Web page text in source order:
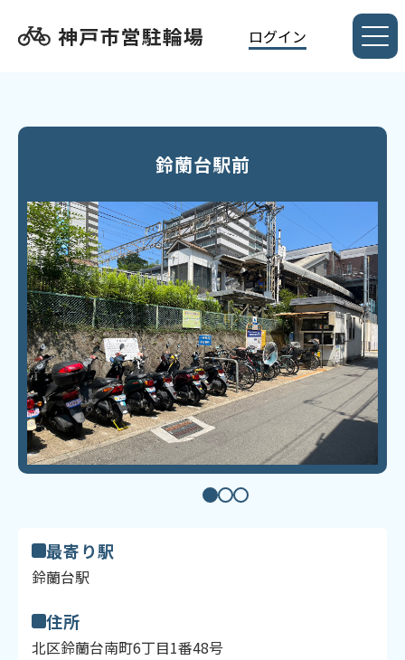
ログイン
鈴蘭台駅前
最寄り駅
鈴蘭台駅
住所
北区鈴蘭台南町6丁目1番48号